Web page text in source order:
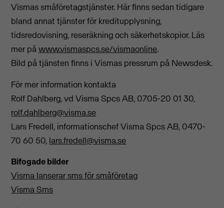
Vismas småföretagstjänster. Här finns sedan tidigare
bland annat tjänster för kreditupplysning,
tidsredovisning, reseräkning och säkerhetskopior. Läs
mer påwww.vismaspcs.se/vismaonline.
Bild på tjänsten finns i Vismas pressrum på Newsdesk.
För mer information kontakta
Rolf Dahlberg, vd Visma Spcs AB, 0705-20 01 30,
rolf.dahlberg@visma.se
Lars Fredell, informationschef Visma Spcs AB, 0470-
70 60 50, lars.fredell@visma.se
Bifogade bilder
Visma lanserar sms för småföretag
Visma Sms